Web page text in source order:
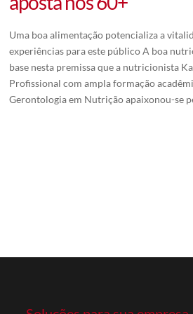
Uma boa alimentação potencializa a
experiências para este público A boa
base nesta premissa que a nutricionista
Profissional com ampla formação
Gerontologia em Nutrição apaixonou-se